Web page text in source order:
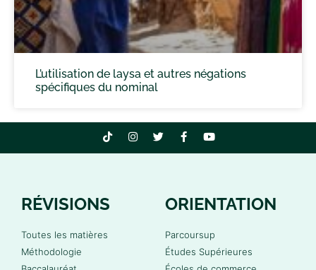
L’utilisation de laysa et autres négations
spécifiques du nominal
RÉVISIONS
Toutes les matières
Méthodologie
ORIENTATION
Parcoursup
Études Supérieures